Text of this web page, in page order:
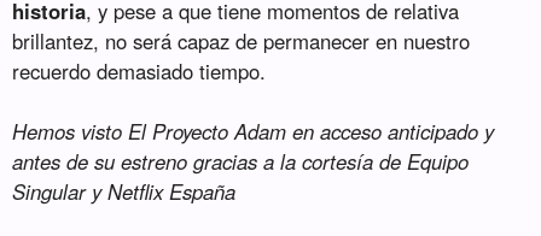
historia, y pese a que tiene momentos de relativa
brillantez, no será capaz de permanecer en nuestro
recuerdo demasiado tiempo.
Hemos visto El Proyecto Adam en acceso anticipado y
antes de su estreno gracias a la cortesía de Equipo
Singular y Netflix España